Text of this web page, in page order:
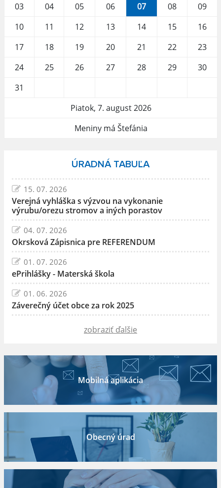
03
04 05 06 07 08
09
10
11 12 13 14 15
16
17
18 19 20 21 22
23
24
25 26 27 28 29
30
31
Piatok, 7. august 2026
Meniny má Štefánia
ÚRADNÁ TABUĽA
15. 07. 2026
Verejná vyhláška s výzvou na vykonanie
výrubu/orezu stromov a iných porastov
04. 07. 2026
Okrsková Zápisnica pre REFERENDUM
01. 07. 2026
ePrihlášky - Materská škola
01. 06. 2026
Záverečný účet obce za rok 2025
zobraziť ďalšie
Mobilná aplikácia
Obecný úrad